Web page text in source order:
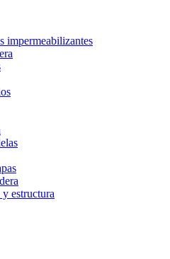
impermeabilizantes
estructura